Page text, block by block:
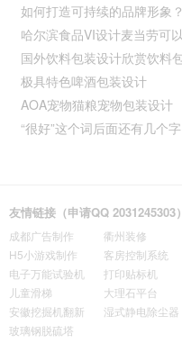
如何打造可持续的品牌形象？
极具特色啤酒包装设计
AOA宠物猫粮宠物包装设计
“很好”这个词后面还有几个字
友情链接（申请QQ 2031245303）
成都广告制作 衢州装修
H5小游戏制作
客房控制系统
电子万能试验机
打印贴标机
儿童滑梯
大理石平台
安徽挖掘机翻新
湿式静电除尘器
玻璃钢脱硫塔